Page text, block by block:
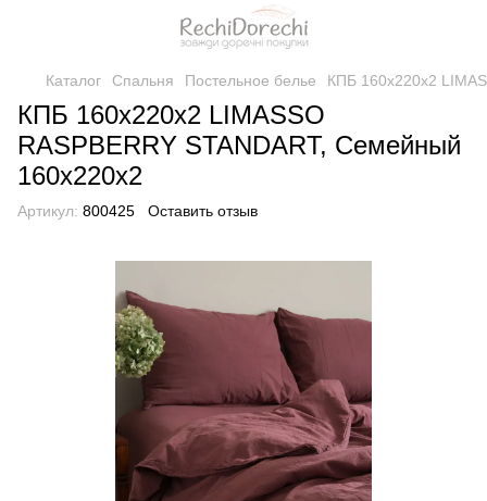
Каталог Спальня Постельное белье КПБ 160x220x2
КПБ 160x220x2 LIMASSO
RASPBERRY STANDART, Семейный
160x220x2
Артикул: 800425 Оставить отзыв